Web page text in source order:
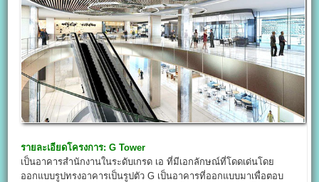
รายละเอียดโครงการ: G Tower
เป็นอาคารสำนักงานในระดับเกรด เอ ที่มีเอกลักษณ์ที่โดดเด่นโดย
ออกแบบรูปทรงอาคารเป็นรูปตัว G เป็นอาคารที่ออกแบบมาเพื่อตอบ